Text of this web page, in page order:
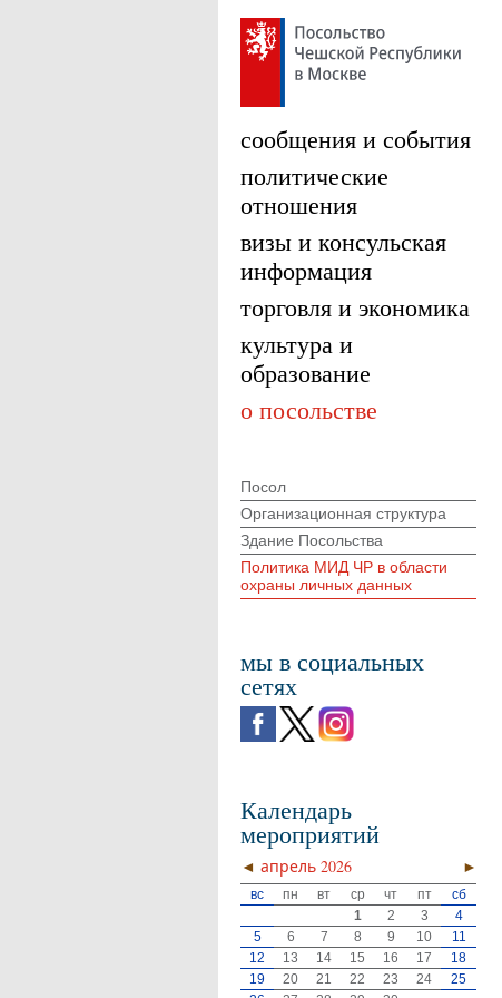
сообщения и события
политические
отношения
визы и консульская
информация
торговля и экономика
культура и
образование
о посольстве
Посол
Организационная структура
Здание Посольства
Политика МИД ЧР в области
охраны личных данных
мы в социальных
сетях
Календарь
мероприятий
◄ ►
апрель 2026
вс пн вт ср чт пт
сб
1
2 3
4
5
6 7 8 9 10
11
12
13 14 15 16 17
18
19
20 21 22 23 24
25